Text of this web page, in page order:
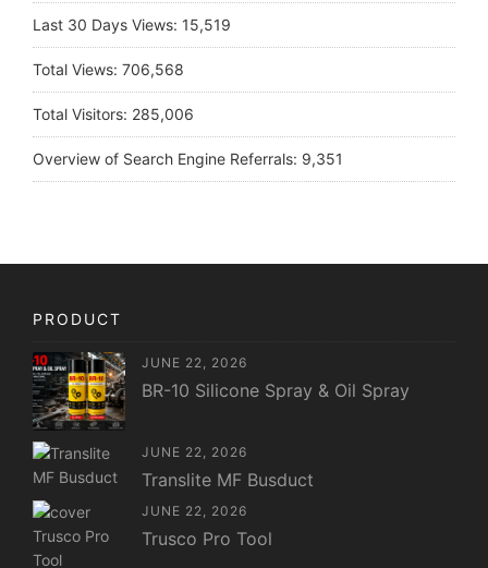
Last 30 Days Views: 15,519
Total Views: 706,568
Total Visitors: 285,006
Overview of Search Engine Referrals: 9,351
PRODUCT
JUNE 22, 2026
BR-10 Silicone Spray & Oil Spray
JUNE 22, 2026
Translite MF Busduct
JUNE 22, 2026
Trusco Pro Tool